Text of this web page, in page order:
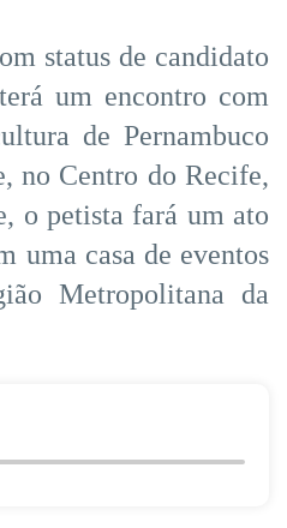
status de candidato
um encontro com
de Pernambuco
no Centro do Recife,
o petista fará um ato
uma casa de eventos
Metropolitana da